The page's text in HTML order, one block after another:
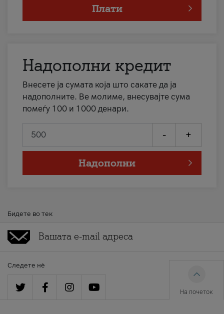
Плати
Надополни кредит
Внесете ја сумата која што сакате да ја
надополните. Ве молиме, внесувајте сума
помеѓу 100 и 1000 денари.
- +
Надополни
Бидете во тек
Следете нè
На почеток